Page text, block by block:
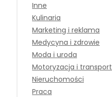
Inne
Kulinaria
Marketing i reklama
Medycyna i zdrowie
Moda i uroda
Motoryzacja i transport
Nieruchomości
Praca